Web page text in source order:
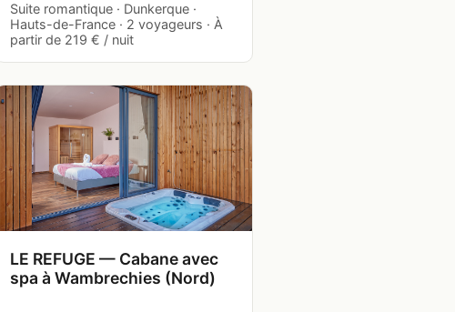
Suite romantique · Dunkerque ·
Hauts-de-France · 2 voyageurs · À
partir de 219 € / nuit
LE REFUGE — Cabane avec
spa à Wambrechies (Nord)